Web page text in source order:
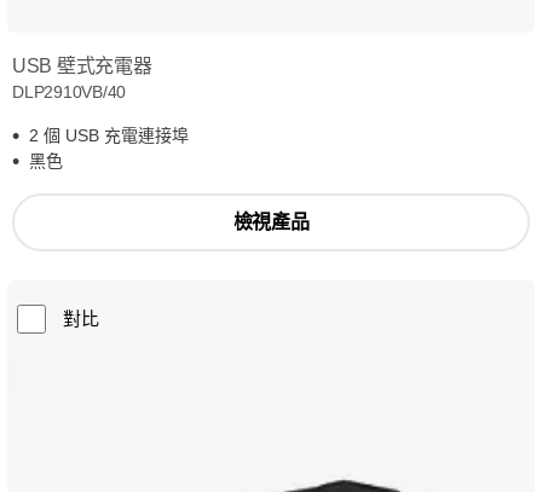
USB 壁式充電器
DLP2910VB/40
2 個 USB 充電連接埠
黑色
檢視產品
對比